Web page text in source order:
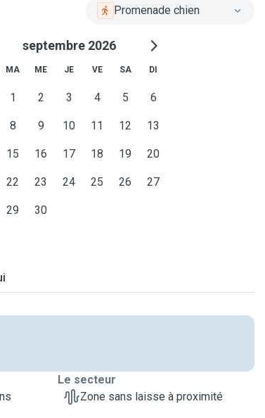
Promenade chien
septembre 2026
MA ME JE VE SA DI
1 2 3 4 5 6
8 9 10 11 12 13
15 16 17 18 19 20
22 23 24 25 26 27
29 30
Le secteur
Zone sans laisse à proximité